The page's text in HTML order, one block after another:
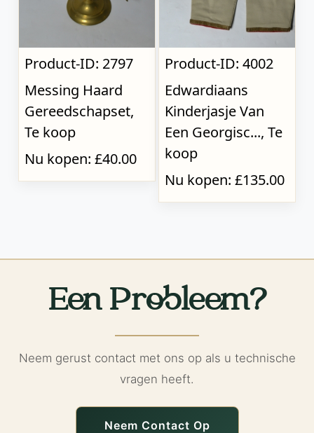
Product-ID: 2797
Messing Haard
Gereedschapset,
Te koop
Nu kopen: £40.00
Product-ID: 4002
Edwardiaans
Kinderjasje Van
Een Georgisc..., Te
koop
Nu kopen: £135.00
Een Probleem?
Neem gerust contact met ons op als u technische
vragen heeft.
Neem Contact Op